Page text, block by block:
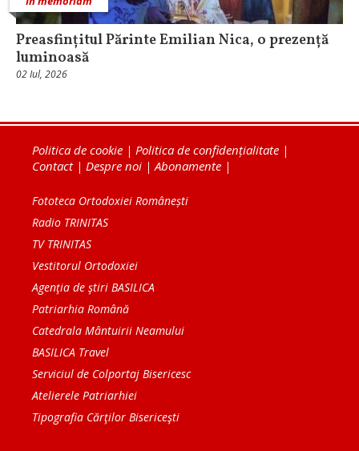
Preasfințitul Părinte Emilian Nica, o prezență
luminoasă
02 Iul, 2026
Politica de cookie | Politica de confidențialitate |
Contact| Despre noi | Abonamente |
Fototeca Ortodoxiei Românești
Radio TRINITAS
TV TRINITAS
Vestitorul Ortodoxiei
Agenţia de ştiri BASILICA
Patriarhia Română
Catedrala Mântuirii Neamului
BASILICA Travel
Serviciul de Colportaj Bisericesc
Atelierele Patriarhiei
Tipografia Cărţilor Bisericeşti